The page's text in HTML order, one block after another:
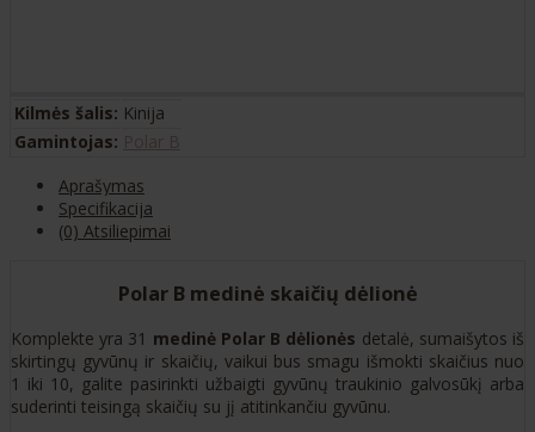
Kilmės šalis: Kinija
Gamintojas:
Aprašymas
Specifikacija
(0) Atsiliepimai
Polar B medinė skaičių dėlionė
Komplekte yra 31 medinė Polar B dėlionės detalė, sumaišytos iš
skirtingų gyvūnų ir skaičių, vaikui bus smagu išmokti skaičius nuo
1 iki 10, galite pasirinkti užbaigti gyvūnų traukinio galvosūkį arba
suderinti teisingą skaičių su jį atitinkančiu gyvūnu.